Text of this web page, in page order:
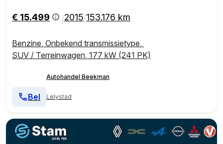
€ 15.499 2015 153.176 km
Benzine, Onbekend transmissietype,
SUV / Terreinwagen, 177 kW (241 PK)
Autohandel Beekman
Lelystad
Bel